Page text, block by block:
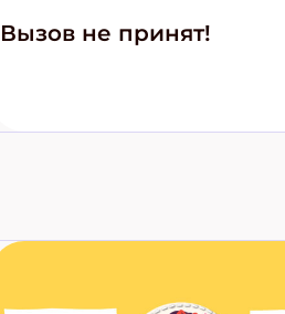
Вызов не принят!